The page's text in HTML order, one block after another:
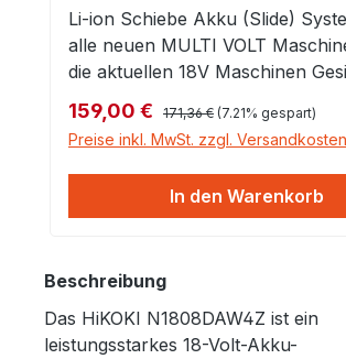
Li-ion Schiebe Akku (Slide)
alle neuen MULTI VOLT
die aktuellen 18V Maschinen
gegen Tiefenentladung,
Überlastung und Überhitzung
nur mit Li-ion fähigen
UC18YFSL / UC18YSL3 und
anderen möglich Ladezeit mit
Lithium-Ionen
Verkaufspreis:
159,00 € Regulärer Preis:
171,36 € (7.21% gespart)
Preise inkl. MwSt. zzgl. Versandkosten
In den Warenkorb
Beschreibung
Das HiKOKI N1808DAW4Z ist ein
leistungsstarkes 18-Volt-Akku-